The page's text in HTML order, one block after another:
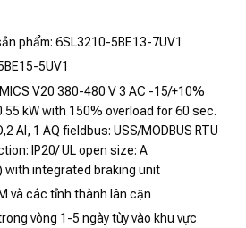
phẩm: 6SL3210-5BE13-7UV1
5UV1
V20 380-480 V 3 AC -15/+10%
kW with 150% overload for 60 sec.
AI, 1 AQ fieldbus: USS/MODBUS RTU
IP20/ UL open size: A
with integrated braking unit
và các tỉnh thành lân cận
vòng 1-5 ngày tùy vào khu vực